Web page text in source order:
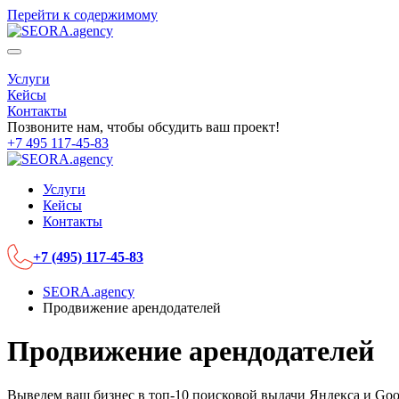
Перейти к содержимому
Услуги
Кейсы
Контакты
Позвоните нам, чтобы обсудить ваш проект!
+7 495 117-45-83
Услуги
Кейсы
Контакты
+7 (495) 117-45-83
SEORA.agency
Продвижение арендодателей
Продвижение арендодателей
Выведем ваш бизнес в топ-10 поисковой выдачи Яндекса и